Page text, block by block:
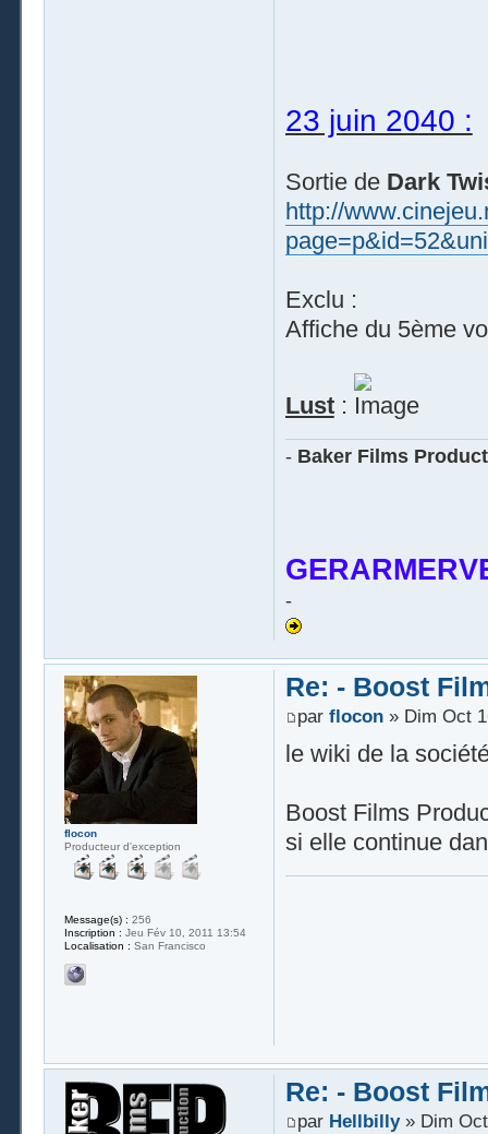
23 juin 2040 :
Sortie de Dark
http://
Exclu :
Affiche du 5ème
Lust:
- Baker Films
-
Re: - Boost
par flocon» Dim Oct
le wiki de la
Boost Films
si elle continue
flocon
Producteur d'exception
Message(s) : 256
Inscription : Jeu Fév 10, 2011 13:54
Localisation : San Francisco
Re: - Boost
par Hellbilly» Dim Oct